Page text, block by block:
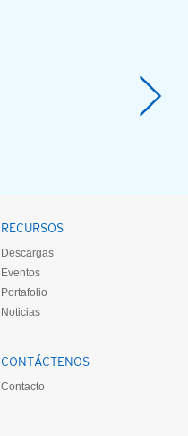
RECURSOS
Descargas
Eventos
Portafolio
Noticias
CONTÁCTENOS
Contacto